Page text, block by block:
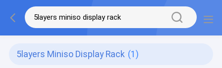
5layers Miniso Display Rack (1)